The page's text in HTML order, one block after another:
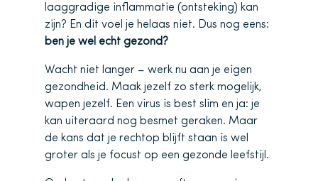
laaggradige inflammatie (ontsteking) kan
zijn? En dit voel je helaas niet. Dus nog eens:
ben je wel echt gezond?
Wacht niet langer – werk nu aan je eigen
gezondheid. Maak jezelf zo sterk mogelijk,
wapen jezelf. Een virus is best slim en ja: je
kan uiteraard nog besmet geraken. Maar
de kans dat je rechtop blijft staan is wel
groter als je focust op een gezonde leefstijl.